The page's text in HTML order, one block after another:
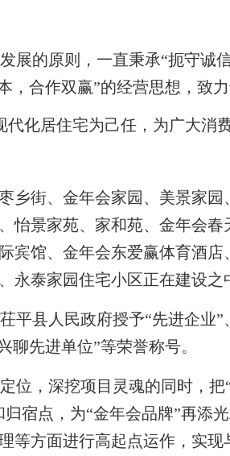
展的原则，一直秉承“扼守诚
，合作双赢”的经营思想，致
化居住宅为己任，为广大消
乡街、金年会家园、美景家园
怡景家苑、家和苑、金年会春
宾馆、金年会东爱赢体育酒
永泰家园住宅小区正在建设之
平县人民政府授予“先进企业
聊先进单位”等荣誉称号。
位，深挖项目灵魂的同时，把
宿点，为“金年会品牌”再添
等方面进行高起点运作，实